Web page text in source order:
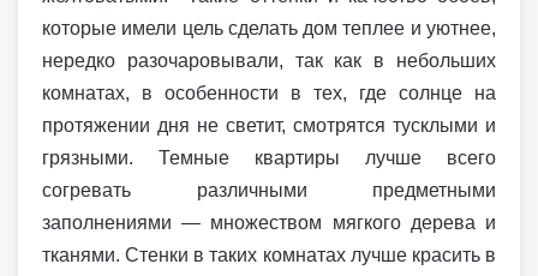
которые имели цель сделать дом теплее и уютнее,
нередко разочаровывали, так как в небольших
комнатах, в особенности в тех, где солнце на
протяжении дня не светит, смотрятся тусклыми и
грязными. Темные квартиры лучше всего
согревать различными предметными
заполнениями — множеством мягкого дерева и
тканями. Стенки в таких комнатах лучше красить в